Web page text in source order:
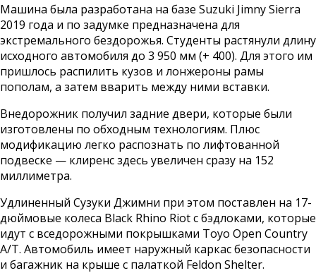
Машина была разработана на базе Suzuki Jimny Sierra
2019 года и по задумке предназначена для
экстремального бездорожья. Студенты растянули длину
исходного автомобиля до 3 950 мм (+ 400). Для этого им
пришлось распилить кузов и лонжероны рамы
пополам, а затем вварить между ними вставки.
Внедорожник получил задние двери, которые были
изготовлены по обходным технологиям. Плюс
модификацию легко распознать по лифтованной
подвеске — клиренс здесь увеличен сразу на 152
миллиметра.
Удлиненный Сузуки Джимни при этом поставлен на 17-
дюймовые колеса Black Rhino Riot с бэдлоками, которые
идут с вседорожными покрышками Toyo Open Country
A/T. Автомобиль имеет наружный каркас безопасности
и багажник на крыше с палаткой Feldon Shelter.